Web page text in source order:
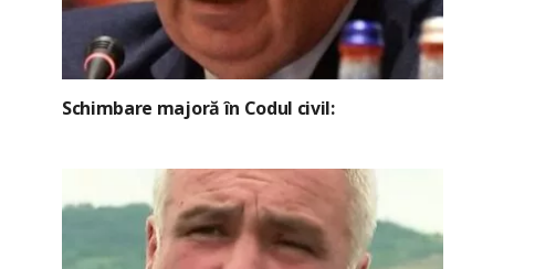
Schimbare majoră în Codul civil: